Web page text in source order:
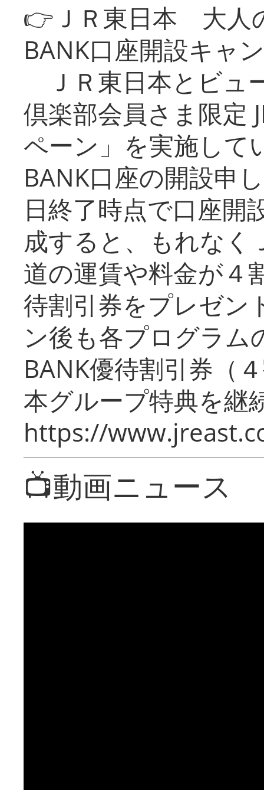
👉ＪＲ東日本 大人
BANK口座開設キャ
ＪＲ東日本とビュ
倶楽部会員さま限定
ペーン」を実施して
BANK口座の開設申
日終了時点で口座開
成すると、もれなく
道の運賃や料金が４
待割引券をプレゼン
ン後も各プログラム
BANK優待割引券（
本グループ特典を継
https://
📺動画ニュース